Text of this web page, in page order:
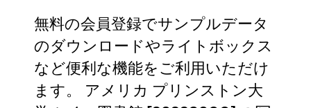
無料の会員登録でサンプルデータ
のダウンロードやライトボックス
など便利な機能をご利用いただけ
ます。 アメリカ プリンストン大